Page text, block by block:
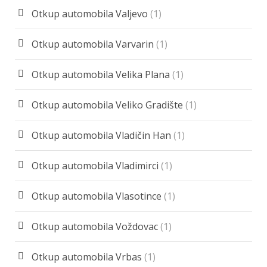
Otkup automobila Valjevo (1)
Otkup automobila Varvarin (1)
Otkup automobila Velika Plana (1)
Otkup automobila Veliko Gradište (1)
Otkup automobila Vladičin Han (1)
Otkup automobila Vladimirci (1)
Otkup automobila Vlasotince (1)
Otkup automobila Voždovac(1)
Otkup automobila Vrbas (1)